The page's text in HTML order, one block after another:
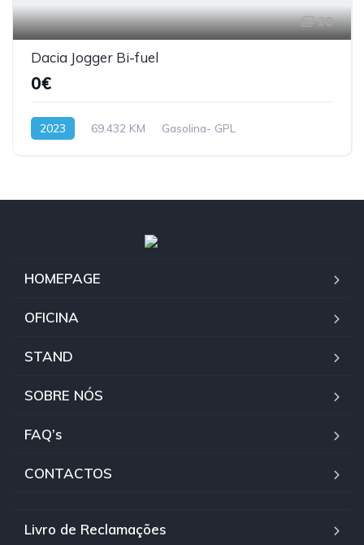
28
Dacia Jogger Bi-fuel
0€
2023 69.432 KM Gasolina- GPL
HOMEPAGE
OFICINA
STAND
SOBRE NÓS
FAQ’s
CONTACTOS
Livro de Reclamações